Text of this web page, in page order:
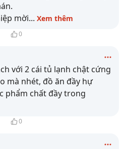
mời... Xem thêm
0
với 2 cái tủ lạnh chật cứng
mà nhét, đồ ăn đầy hự
phẩm chất đầy trong
0